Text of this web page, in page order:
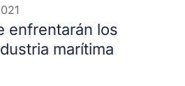
enfrentarán los
marítima